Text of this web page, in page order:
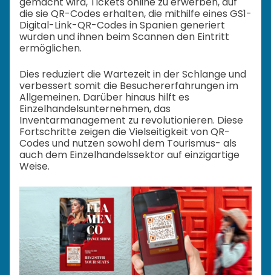
die sie QR-Codes erhalten, die mithilfe eines GS1-
Digital-Link-QR-Codes in Spanien generiert
wurden und ihnen beim Scannen den Eintritt
ermöglichen.
Dies reduziert die Wartezeit in der Schlange und
verbessert somit die Besuchererfahrungen im
Allgemeinen. Darüber hinaus hilft es
Einzelhandelsunternehmen, das
Inventarmanagement zu revolutionieren. Diese
Fortschritte zeigen die Vielseitigkeit von QR-
Codes und nutzen sowohl dem Tourismus- als
auch dem Einzelhandelssektor auf einzigartige
Weise.